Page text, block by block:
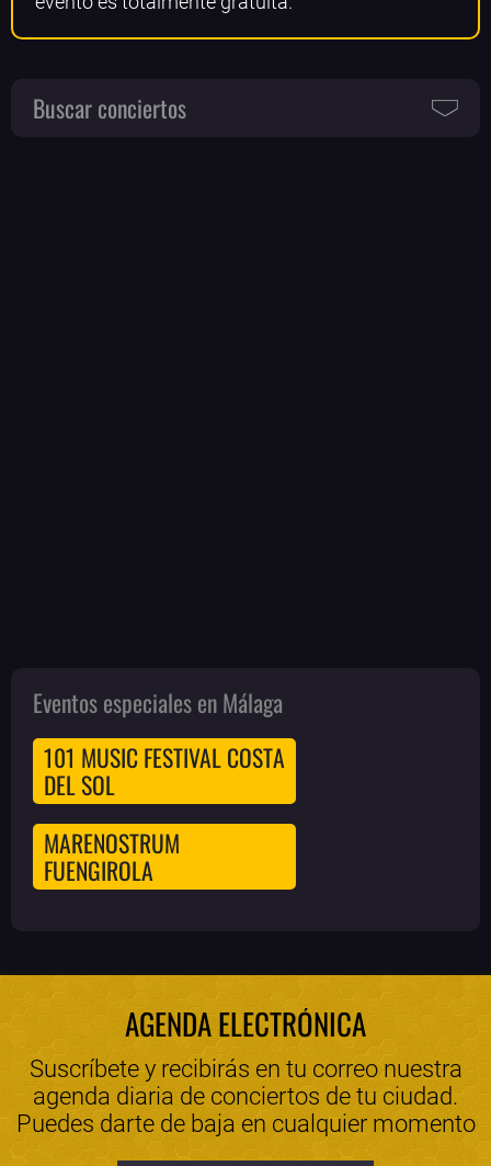
Buscar conciertos
Eventos especiales en Málaga
101 MUSIC FESTIVAL COSTA
DEL SOL
MARENOSTRUM
FUENGIROLA
AGENDA ELECTRÓNICA
Suscríbete y recibirás en tu correo nuestra
agenda diaria de conciertos de tu ciudad.
Puedes darte de baja en cualquier momento